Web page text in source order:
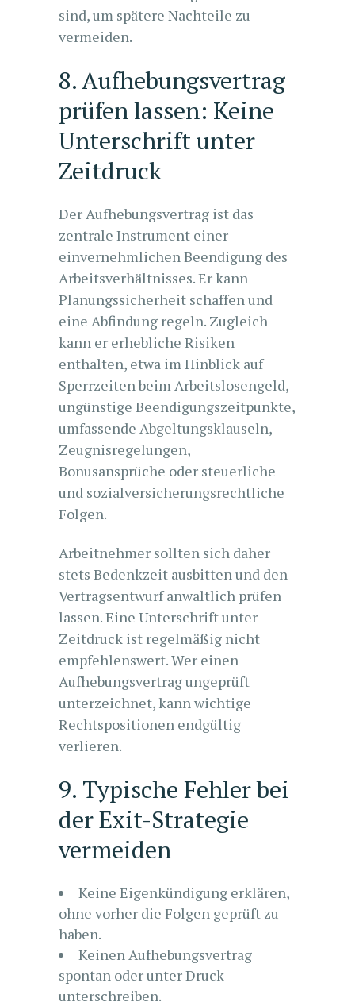
sind, um spätere Nachteile zu
vermeiden.
8. Aufhebungsvertrag
prüfen lassen: Keine
Unterschrift unter
Zeitdruck
Der Aufhebungsvertrag ist das
zentrale Instrument einer
einvernehmlichen Beendigung des
Arbeitsverhältnisses. Er kann
Planungssicherheit schaffen und
eine Abfindung regeln. Zugleich
kann er erhebliche Risiken
enthalten, etwa im Hinblick auf
Sperrzeiten beim Arbeitslosengeld,
ungünstige Beendigungszeitpunkte,
umfassende Abgeltungsklauseln,
Zeugnisregelungen,
Bonusansprüche oder steuerliche
und sozialversicherungsrechtliche
Folgen.
Arbeitnehmer sollten sich daher
stets Bedenkzeit ausbitten und den
Vertragsentwurf anwaltlich prüfen
lassen. Eine Unterschrift unter
Zeitdruck ist regelmäßig nicht
empfehlenswert. Wer einen
Aufhebungsvertrag ungeprüft
unterzeichnet, kann wichtige
Rechtspositionen endgültig
verlieren.
9. Typische Fehler bei
der Exit-Strategie
vermeiden
Keine Eigenkündigung erklären,
ohne vorher die Folgen geprüft zu
haben.
Keinen Aufhebungsvertrag
spontan oder unter Druck
unterschreiben.